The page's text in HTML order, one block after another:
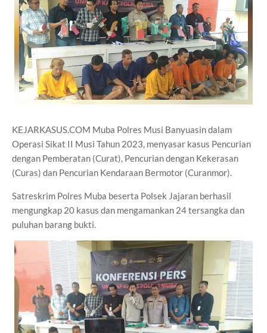
KEJARKASUS.COM Muba Polres Musi Banyuasin dalam
Operasi Sikat II Musi Tahun 2023, menyasar kasus Pencurian
dengan Pemberatan (Curat), Pencurian dengan Kekerasan
(Curas) dan Pencurian Kendaraan Bermotor (Curanmor).
Satreskrim Polres Muba beserta Polsek Jajaran berhasil
mengungkap 20 kasus dan mengamankan 24 tersangka dan
puluhan barang bukti.